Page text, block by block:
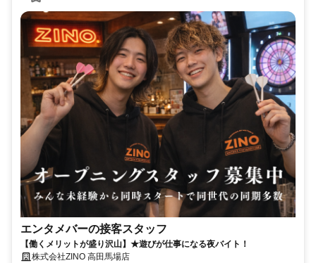
エンタメバーの接客スタッフ
【働くメリットが盛り沢山】★遊びが仕事になる夜バイト！
株式会社ZINO 高田馬場店